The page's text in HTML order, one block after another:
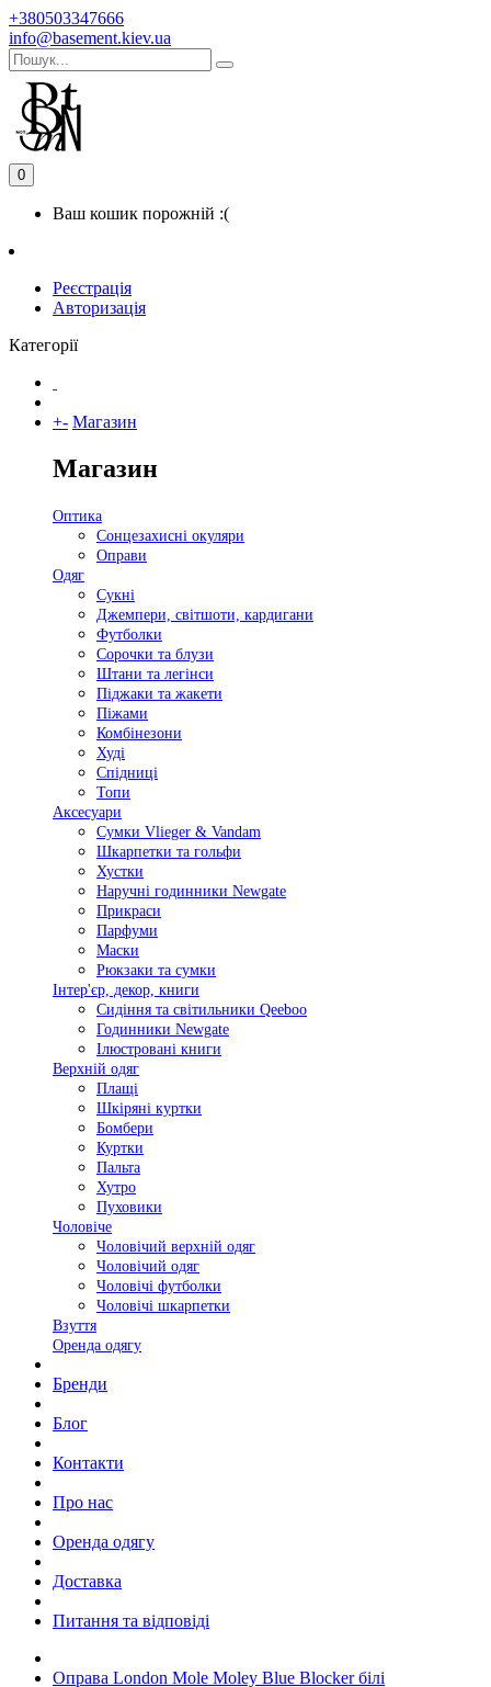
+380503347666
info@basement.kiev.ua
0
Ваш кошик порожній :(
Реєстрація
Авторизація
Категорії
+- Магазин
Магазин
Оптика
Сонцезахисні окуляри
Оправи
Одяг
Сукні
Джемпери, світшоти, кардигани
Футболки
Сорочки та блузи
Штани та легінси
Піджаки та жакети
Піжами
Комбінезони
Худі
Спідниці
Топи
Аксесуари
Сумки Vlieger & Vandam
Шкарпетки та гольфи
Хустки
Наручні годинники Newgate
Прикраси
Парфуми
Маски
Рюкзаки та сумки
Інтер'єр, декор, книги
Сидіння та світильники Qeeboo
Годинники Newgate
Ілюстровані книги
Верхній одяг
Плащі
Шкіряні куртки
Бомбери
Куртки
Пальта
Хутро
Пуховики
Чоловіче
Чоловічий верхній одяг
Чоловічий одяг
Чоловічі футболки
Чоловічі шкарпетки
Взуття
Оренда одягу
Бренди
Блог
Контакти
Про нас
Оренда одягу
Доставка
Питання та відповіді
Оправа London Mole Moley Blue Blocker білі